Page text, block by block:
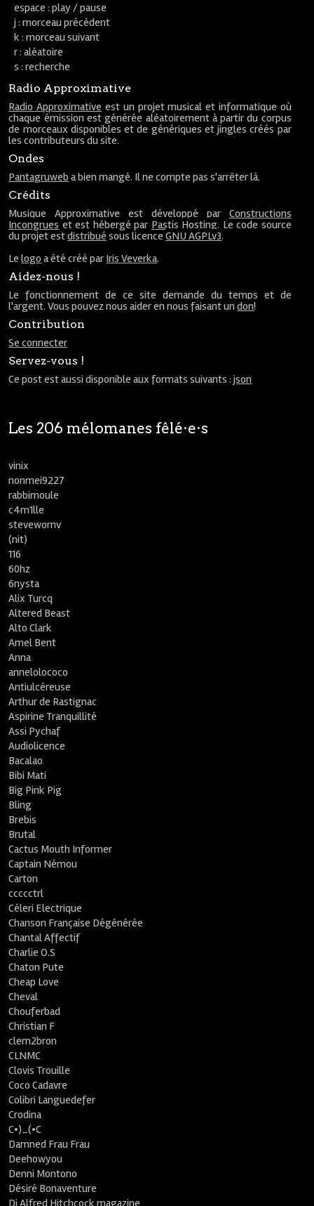
espace : play / pause
j : morceau précédent
k : morceau suivant
r : aléatoire
s : recherche
Radio Approximative
Radio Approximative est un projet musical et informatique où
chaque émission est générée aléatoirement à partir du corpus
de morceaux disponibles et de génériques et jingles créés par
les contributeurs du site.
Ondes
Pantagruweb a bien mangé. Il ne compte pas s'arrêter là.
Crédits
Musique Approximative est développé par Constructions
Incongrues et est hébergé par Pastis Hosting. Le code source
du projet estdistribué sous licenceGNU AGPLv3.
Lelogo a été créé par Iris Veverka.
Aidez-nous !
Le fonctionnement de ce site demande du temps et de
l'argent. Vous pouvez nous aider en nous faisant undon!
Contribution
Se connecter
Servez-vous !
Ce post est aussi disponible aux formats suivants :json
Les 206 mélomanes fêlé⋅e⋅s
vinix
nonmei9227
rabbimoule
c4m1lle
stevewornv
(nit)
116
60hz
6nysta
Alix Turcq
Altered Beast
Alto Clark
Amel Bent
Anna
annelolococo
Antiulcéreuse
Arthur de Rastignac
Aspirine Tranquillité
Assi Pychaf
Audiolicence
Bacalao
Bibi Mati
Big Pink Pig
Bling
Brebis
Brutal
Cactus Mouth Informer
Captain Némou
Carton
ccccctrl
Céleri Electrique
Chanson Française Dégénérée
Chantal Affectif
Charlie O.S
Chaton Pute
Cheap Love
Cheval
Chouferbad
Christian F
clem2bron
CLNMC
Clovis Trouille
Coco Cadavre
Colibri Languedefer
Crodina
C•)_(•C
Damned Frau Frau
Deehowyou
Denni Montono
Désiré Bonaventure
Dj Alfred Hitchcock magazine